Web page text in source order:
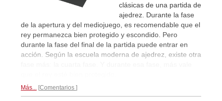
clásicas de una partida de
ajedrez. Durante la fase
de la apertura y del mediojuego, es recomendable que el
rey permanezca bien protegido y escondido. Pero
durante la fase del final de la partida puede entrar en
acción. Según la escuela moderna de ajedrez, existe otra
Más... Comentarios